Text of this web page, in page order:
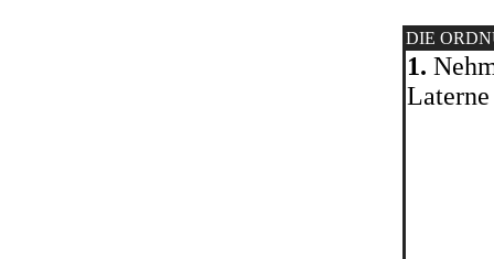
DIE
1.
Laterne